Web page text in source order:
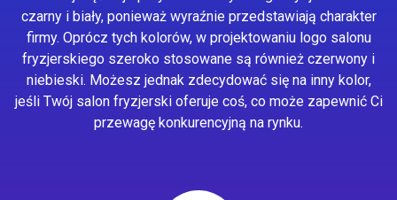
czarny i biały, ponieważ wyraźnie przedstawiają charakter
firmy. Oprócz tych kolorów, w projektowaniu logo salonu
fryzjerskiego szeroko stosowane są również czerwony i
niebieski. Możesz jednak zdecydować się na inny kolor,
jeśli Twój salon fryzjerski oferuje coś, co może zapewnić Ci
przewagę konkurencyjną na rynku.